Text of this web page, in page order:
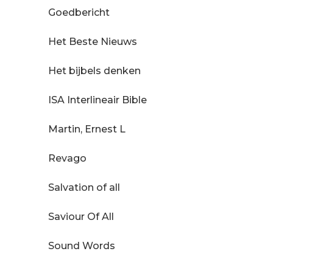
Goedbericht
Het Beste Nieuws
Het bijbels denken
ISA Interlineair Bible
Martin, Ernest L
Revago
Salvation of all
Saviour Of All
Sound Words